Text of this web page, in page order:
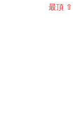
最頂 ⇧